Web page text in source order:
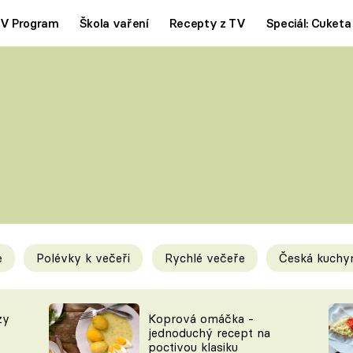
Program Škola vaření Recepty z TV Speciál: Cuketa
Tipy a triky
KAM ZA JÍDLEM
Polévky k večeři Rychlé večeře Česká
Koprová omáčka -
jednoduchý recept na
poctivou klasiku